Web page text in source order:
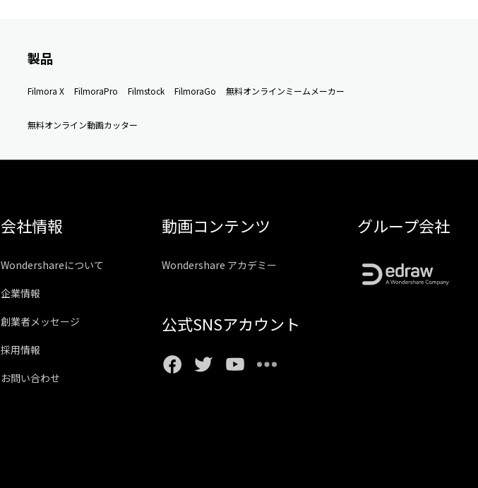
製品
Filmora X FilmoraPro Filmstock FilmoraGo 無料オンラインミームメーカー
無料オンライン動画カッター
会社情報
Wondershareについて
企業情報
創業者メッセージ
採用情報
お問い合わせ
動画コンテンツ
Wondershare アカデミー
公式SNSアカウント
グループ会社